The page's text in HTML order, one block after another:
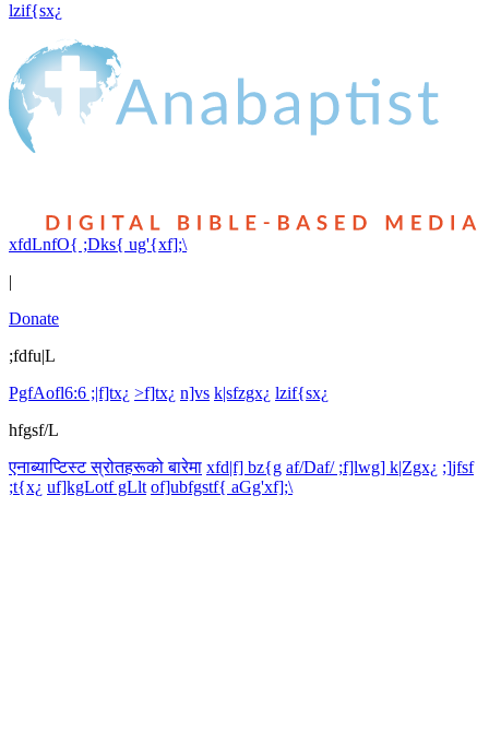
lzif{sx¿
xfdLnfO{ ;Dks{ ug'{xf];\
|
Donate
;fdfu|L
PgfAofl6:6 ;|f]tx¿ >f]tx¿ n]vs k|sfzgx¿ lzif{sx¿
hfgsf/L
एनाब्याप्टिस्ट स्रोतहरूको बारेमा xfd|f] bz{g af/Daf/ ;f]lwg] k|Zgx¿ ;]jfsf
;t{x¿ uf]kgLotf gLlt of]ubfgstf{ aGg'xf];\